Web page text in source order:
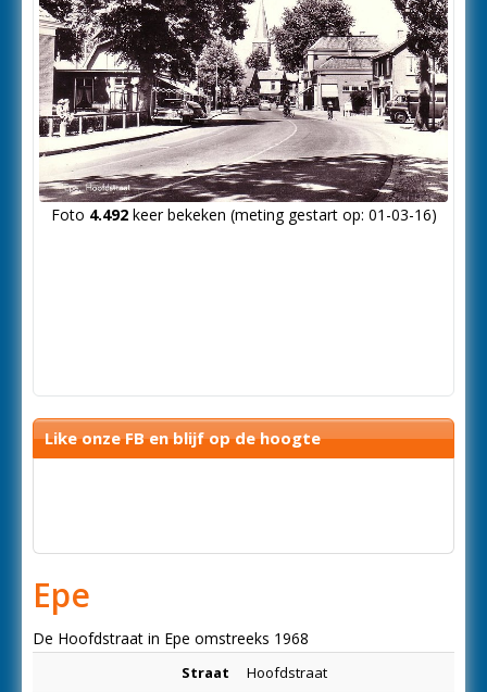
Foto 4.492keer bekeken (meting gestart op: 01-03-16)
Like onze FB en blijf op de hoogte
Epe
De Hoofdstraat in Epe omstreeks 1968
Straat Hoofdstraat